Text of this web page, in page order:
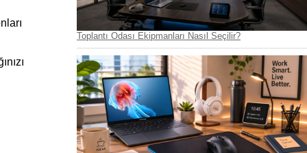
Toplantı Odası Ekipmanları Nasıl Seçilir?